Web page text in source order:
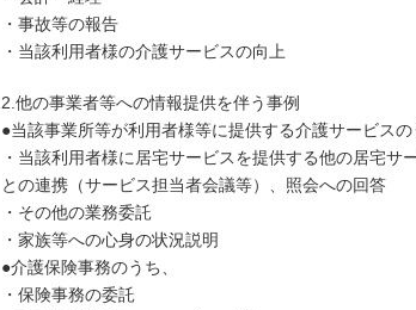
・事故等の報告
・当該利用者様の介護サービスの向上
2.他の事業者等への情報提供を伴う事例
●当該事業所等が利用者様等に提供する介護サービスの
・当該利用者様に居宅サービスを提供する他の居宅サ
との連携（サービス担当者会議等）、照会への回答
・その他の業務委託
・家族等への心身の状況説明
●介護保険事務のうち、
・保険事務の委託